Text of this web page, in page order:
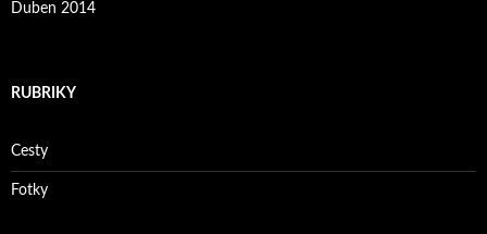
Duben 2014
RUBRIKY
Cesty
Fotky